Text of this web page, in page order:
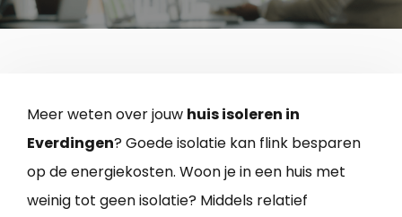
Meer weten over jouw huis isoleren in
Everdingen? Goede isolatie kan flink besparen
op de energiekosten. Woon je in een huis met
weinig tot geen isolatie? Middels relatief